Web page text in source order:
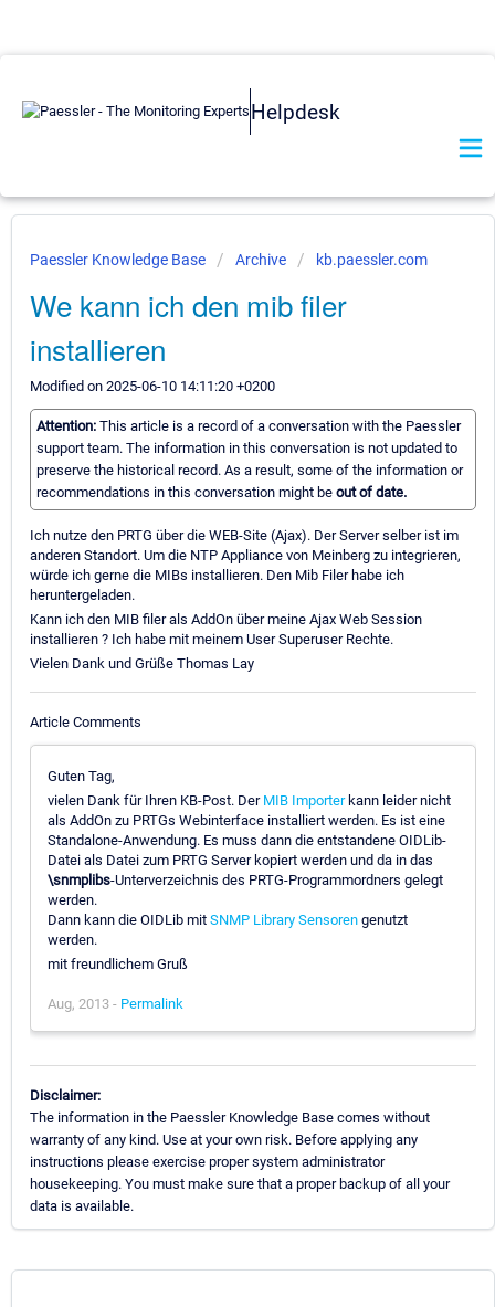
Helpdesk
Paessler Knowledge Base Archive kb.paessler.com
We kann ich den mib filer
installieren
Modified on 2025-06-10 14:11:20 +0200
Attention: This article is a record of a conversation with the Paessler
support team. The information in this conversation is not updated to
preserve the historical record. As a result, some of the information or
recommendations in this conversation might be out of date.
Ich nutze den PRTG über die WEB-Site (Ajax). Der Server selber ist im
anderen Standort. Um die NTP Appliance von Meinberg zu integrieren,
würde ich gerne die MIBs installieren. Den Mib Filer habe ich
heruntergeladen.
Kann ich den MIB filer als AddOn über meine Ajax Web Session
installieren ? Ich habe mit meinem User Superuser Rechte.
Vielen Dank und Grüße Thomas Lay
Article Comments
Guten Tag,
vielen Dank für Ihren KB-Post. Der MIB Importerkann leider nicht
als AddOn zu PRTGs Webinterface installiert werden. Es ist eine
Standalone-Anwendung. Es muss dann die entstandene OIDLib-
Datei als Datei zum PRTG Server kopiert werden und da in das
\snmplibs-Unterverzeichnis des PRTG-Programmordners gelegt
werden.
Dann kann die OIDLib mit SNMP Library Sensoren genutzt
werden.
mit freundlichem Gruß
Aug, 2013 - Permalink
Disclaimer:
The information in the Paessler Knowledge Base comes without
warranty of any kind. Use at your own risk. Before applying any
instructions please exercise proper system administrator
housekeeping. You must make sure that a proper backup of all your
data is available.